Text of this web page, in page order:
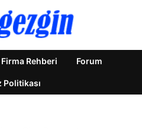
Firma Rehberi Forum
Politikası